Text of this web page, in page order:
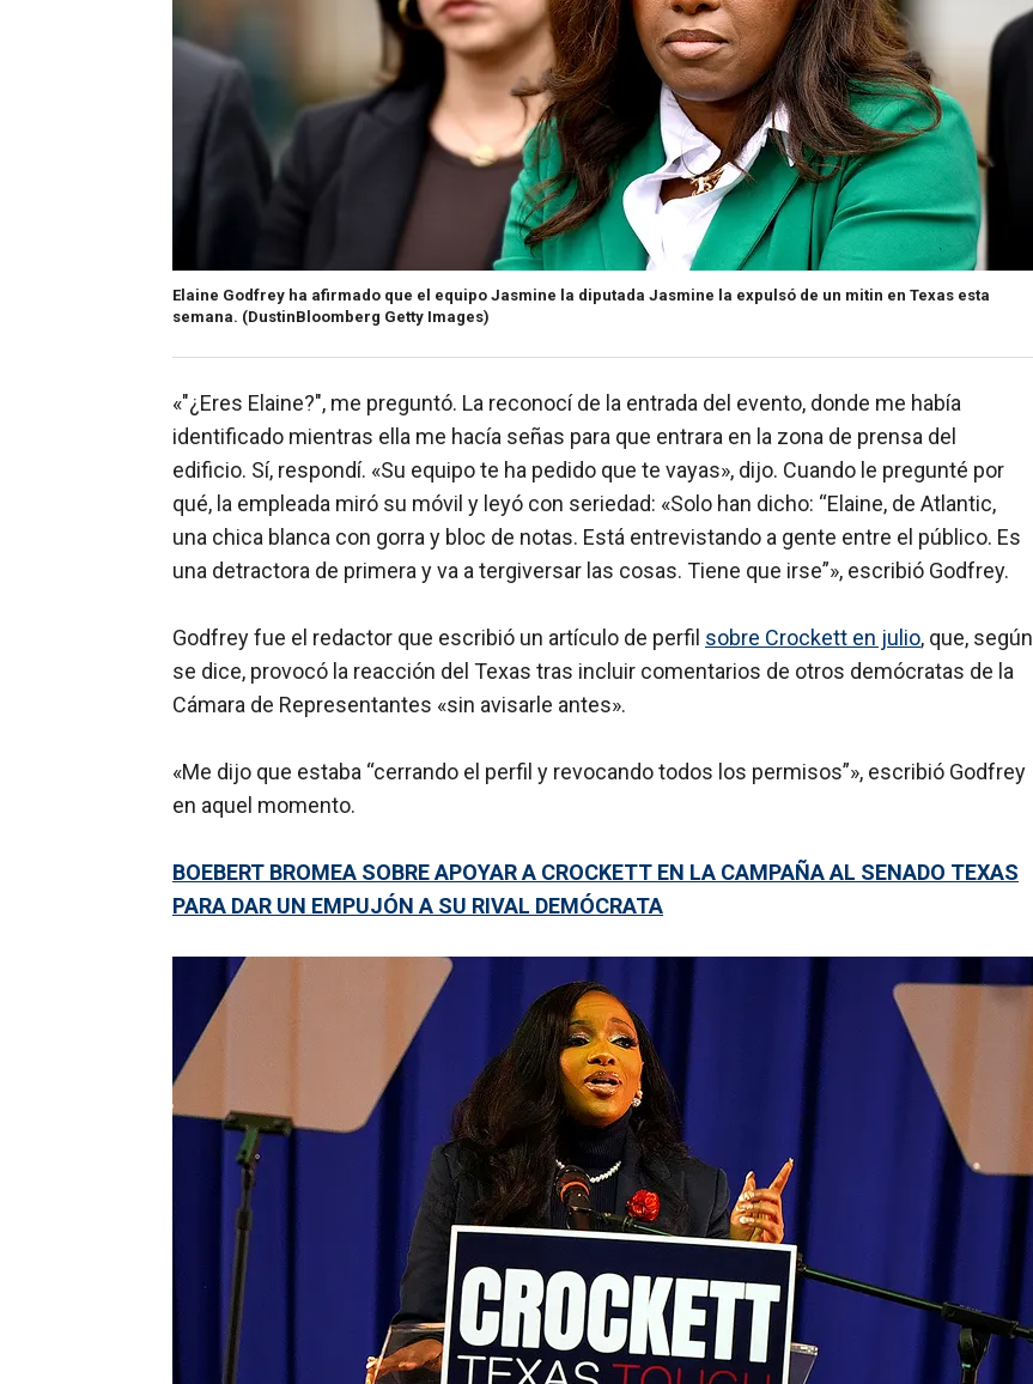
Elaine Godfrey ha afirmado que el equipo Jasmine la diputada Jasmine la expulsó de un mitin en Texas esta
semana. (DustinBloomberg Getty Images)
«"¿Eres Elaine?", me preguntó. La reconocí de la entrada del evento, donde me había
identificado mientras ella me hacía señas para que entrara en la zona de prensa del
edificio. Sí, respondí. «Su equipo te ha pedido que te vayas», dijo. Cuando le pregunté por
qué, la empleada miró su móvil y leyó con seriedad: «Solo han dicho: “Elaine, de Atlantic,
una chica blanca con gorra y bloc de notas. Está entrevistando a gente entre el público. Es
una detractora de primera y va a tergiversar las cosas. Tiene que irse”», escribió Godfrey.
Godfrey fue el redactor que escribió un artículo de perfil sobre Crockett en julio, que, según
se dice, provocó la reacción del Texas tras incluir comentarios de otros demócratas de la
Cámara de Representantes «sin avisarle antes».
«Me dijo que estaba “cerrando el perfil y revocando todos los permisos”», escribió Godfrey
en aquel momento.
BOEBERT BROMEA SOBRE APOYAR A CROCKETT EN LA CAMPAÑA AL SENADO TEXAS
PARA DAR UN EMPUJÓN A SU RIVAL DEMÓCRATA